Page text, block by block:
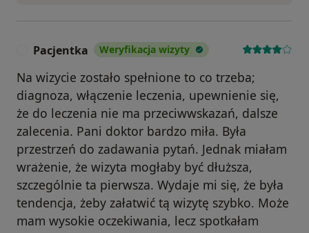
Pacjentka Weryfikacja wizyty
Na wizycie zostało spełnione to co trzeba;
diagnoza, włączenie leczenia, upewnienie się,
że do leczenia nie ma przeciwwskazań, dalsze
zalecenia. Pani doktor bardzo miła. Była
przestrzeń do zadawania pytań. Jednak miałam
wrażenie, że wizyta mogłaby być dłuższa,
szczególnie ta pierwsza. Wydaje mi się, że była
tendencja, żeby załatwić tą wizytę szybko. Może
mam wysokie oczekiwania, lecz spotkałam